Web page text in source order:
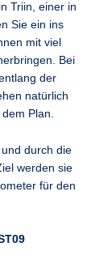
Triin, einer in
Sie ein ins
mit viel
Bei
der
natürlich
Plan.
durch die
werden sie
für den